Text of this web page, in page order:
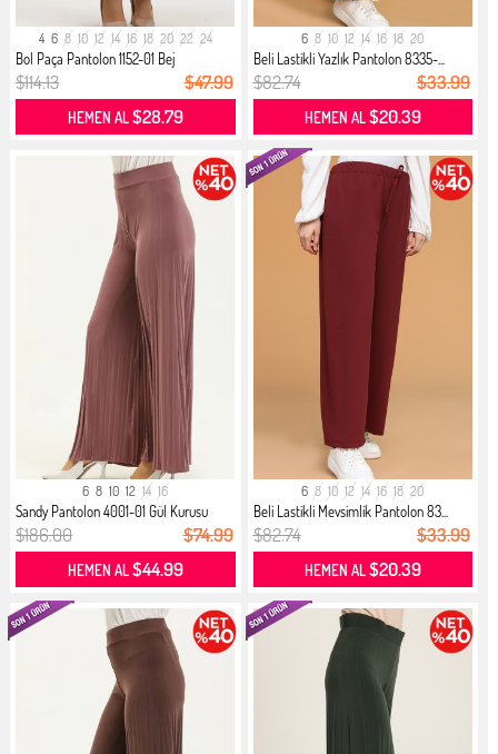
4 6 8 10 12 14 16 18 20 22 24
Bol Paça Pantolon 1152-01 Bej
$114.13 $47.99
HEMEN AL$28.79
6 8 10 12 14 16 18 20
Beli Lastikli Yazlık Pantolon 8335-...
$82.74 $33.99
HEMEN AL$20.39
6 8 10 12 14 16
Sandy Pantolon 4001-01 Gül Kurusu
$186.00 $74.99
HEMEN AL$44.99
6 8 10 12 14 16 18 20
Beli Lastikli Mevsimlik Pantolon 83...
$82.74 $33.99
HEMEN AL$20.39